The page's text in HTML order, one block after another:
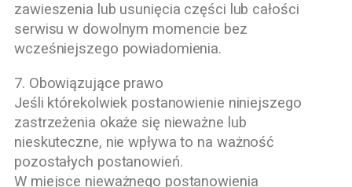
zawieszenia lub usunięcia części lub całości
serwisu w dowolnym momencie bez
wcześniejszego powiadomienia.
7. Obowiązujące prawo
Jeśli którekolwiek postanowienie niniejszego
zastrzeżenia okaże się nieważne lub
nieskuteczne, nie wpływa to na ważność
pozostałych postanowień.
W miejsce nieważnego postanowienia